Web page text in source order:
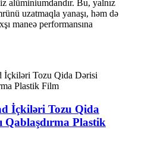
alüminiumdandır. Bu, yalnız
uzatmaqla yanaşı, həm də
maneə performansına
İçkiləri Tozu Qida
Qablaşdırma Plastik